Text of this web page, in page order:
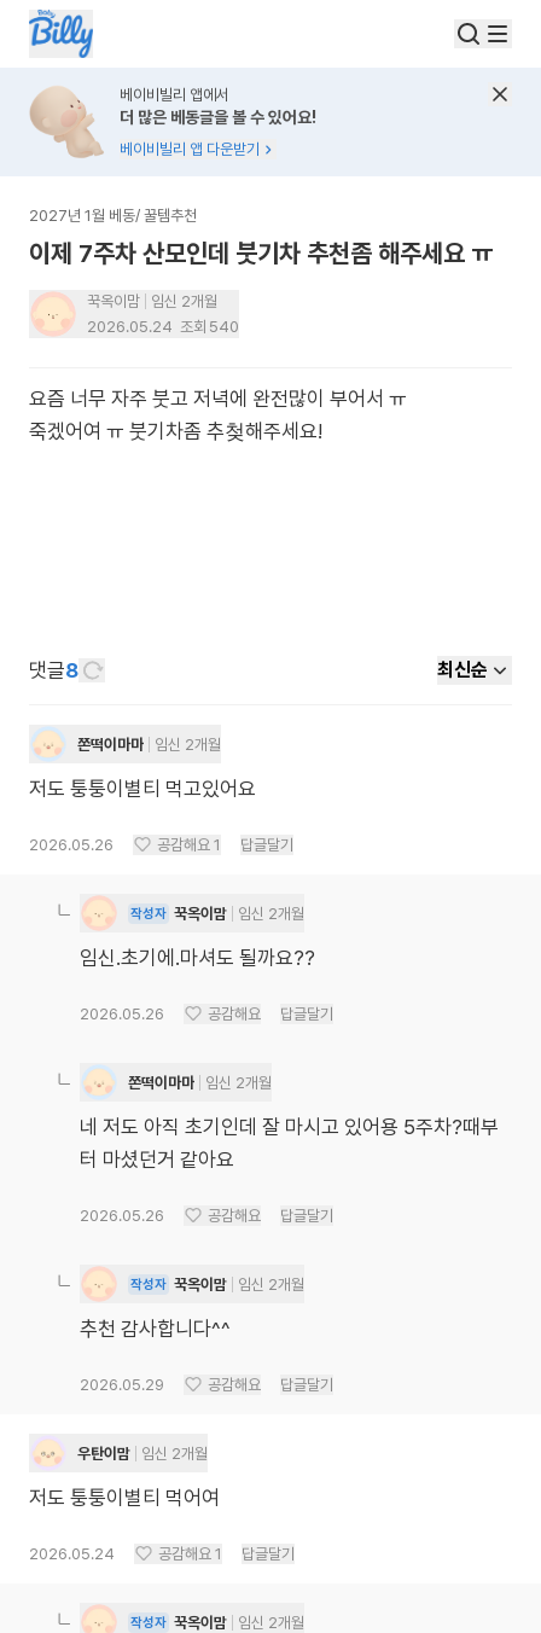
베이비빌리 앱에서
더 많은 베동글을 볼 수 있어요!
베이비빌리 앱 다운받기
2027년 1월 베동/ 꿀템추천
이제 7주차 산모인데 붓기차 추천좀 해주세요 ㅠ
꾹옥이맘
임신 2개월
2026.05.24 조회 540
요즘 너무 자주 붓고 저녁에 완전많이 부어서 ㅠ
죽겠어여 ㅠ 붓기차좀 추첮해주세요!
댓글8 최신순
쫀떡이마마 임신 2개월
저도 퉁퉁이별티 먹고있어요
2026.05.26 공감해요 1 답글달기
작성자 꾹옥이맘 임신 2개월
임신.초기에.마셔도 될까요??
2026.05.26 공감해요 답글달기
쫀떡이마마 임신 2개월
네 저도 아직 초기인데 잘 마시고 있어용 5주차?때부
터 마셨던거 같아요
2026.05.26 공감해요 답글달기
작성자 꾹옥이맘 임신 2개월
추천 감사합니다^^
2026.05.29 공감해요 답글달기
우탄이맘 임신 2개월
저도 퉁퉁이별티 먹어여
2026.05.24 공감해요 1 답글달기
작성자 꾹옥이맘 임신 2개월